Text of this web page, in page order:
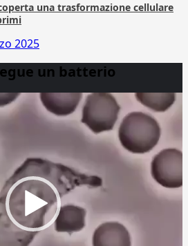
una trasformazione cellulare
2025
un batterio